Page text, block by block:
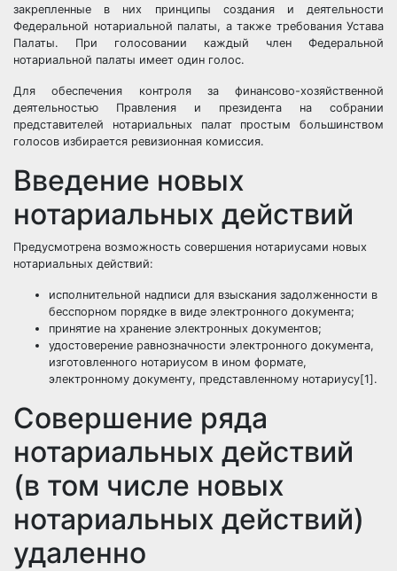
закрепленные в них принципы создания и деятельности
Федеральной нотариальной палаты, а также требования Устава
Палаты. При голосовании каждый член Федеральной
нотариальной палаты имеет один голос.
Для обеспечения контроля за финансово-хозяйственной
деятельностью Правления и президента на собрании
представителей нотариальных палат простым большинством
голосов избирается ревизионная комиссия.
Введение новых
нотариальных действий
Предусмотрена возможность совершения нотариусами новых
нотариальных действий:
исполнительной надписи для взыскания задолженности в
бесспорном порядке в виде электронного документа;
принятие на хранение электронных документов;
удостоверение равнозначности электронного документа,
изготовленного нотариусом в ином формате,
электронному документу, представленному нотариусу[1].
Совершение ряда
нотариальных действий
(в том числе новых
нотариальных действий)
удаленно